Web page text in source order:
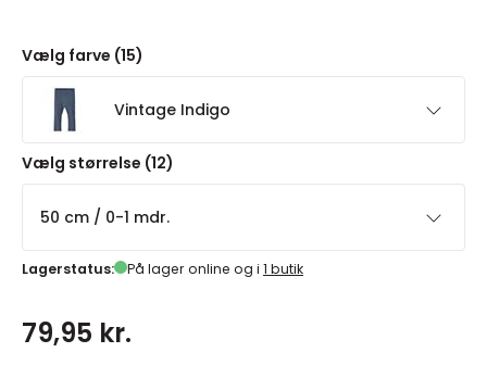
Vælg farve (15)
Vintage Indigo
Vælg størrelse (12)
50 cm / 0-1 mdr.
Lagerstatus: På lager online og i 1 butik
79,95 kr.